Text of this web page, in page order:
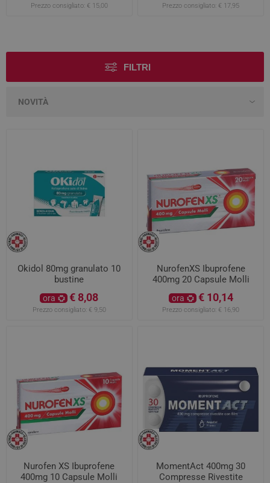
Prezzo consigliato: € 15,00 Prezzo consigliato: € 17,95
FILTRI
Okidol 80mg granulato 10
bustine
ora € 8,08
Prezzo consigliato: € 9,50
NurofenXS Ibuprofene
400mg 20 Capsule Molli
ora € 10,14
Prezzo consigliato: € 16,90
Nurofen XS Ibuprofene
400mg 10 Capsule Molli
MomentAct 400mg 30
Compresse Rivestite